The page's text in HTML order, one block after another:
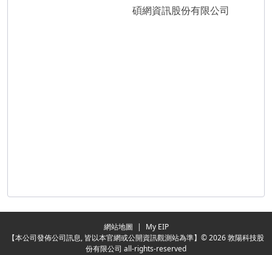
碩網資訊股份有限公司
網站地圖 |
My EIP
【本公司發佈公司訊息, 皆以本官網或公開資訊觀測站為準】© 2026 敦陽科技股
份有限公司 all-rights-reserved